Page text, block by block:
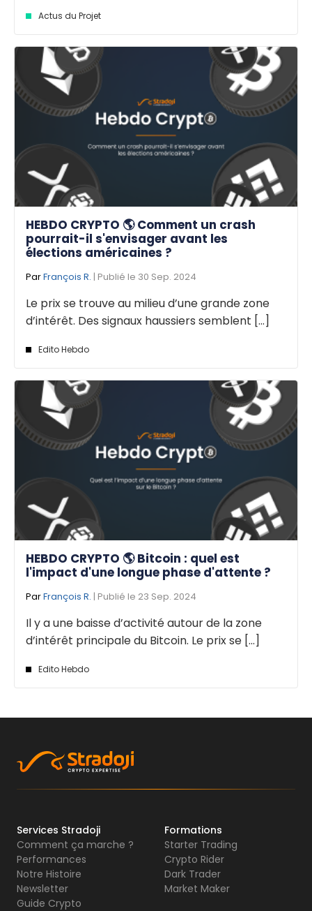
Actus du Projet
HEBDO CRYPTO 🌎 Comment un crash
pourrait-il s'envisager avant les
élections américaines ?
ParFrançois R. | Publié le 30 Sep. 2024
Le prix se trouve au milieu d’une grande zone
d’intérêt. Des signaux haussiers semblent [...]
Edito Hebdo
HEBDO CRYPTO 🌎 Bitcoin : quel est
l'impact d'une longue phase d'attente ?
ParFrançois R. | Publié le 23 Sep. 2024
Il y a une baisse d’activité autour de la zone
d’intérêt principale du Bitcoin. Le prix se [...]
Edito Hebdo
Services Stradoji
Comment ça marche ?
Performances
Notre Histoire
Newsletter
Guide Crypto
Formations
Starter Trading
Crypto Rider
Dark Trader
Market Maker